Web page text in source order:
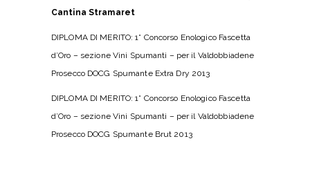
Cantina Stramaret
DIPLOMA DI MERITO: 1° Concorso Enologico Fascetta
d’Oro – sezione Vini Spumanti – per il Valdobbiadene
Prosecco DOCG Spumante Extra Dry 2013
DIPLOMA DI MERITO: 1° Concorso Enologico Fascetta
d’Oro – sezione Vini Spumanti – per il Valdobbiadene
Prosecco DOCG Spumante Brut 2013